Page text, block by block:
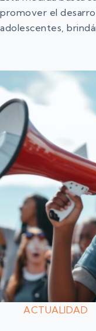
promover el
adolescentes,
ACTUALIDAD